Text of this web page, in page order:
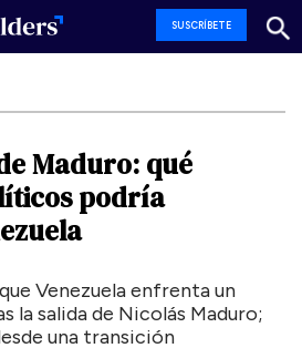
SUSCRÍBETE
Maduro: qué
podría
Venezuela enfrenta un
la salida de Nicolás Maduro;
una transición